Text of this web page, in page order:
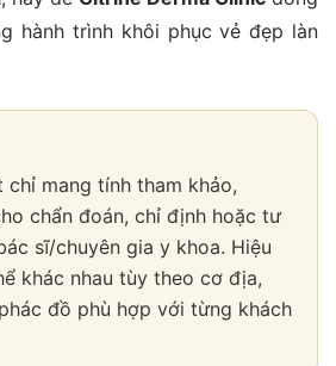
hành trình khôi phục vẻ đẹp làn
chỉ mang tính tham khảo,
chẩn đoán, chỉ định hoặc tư
sĩ/chuyên gia y khoa. Hiệu
khác nhau tùy theo cơ địa,
đồ phù hợp với từng khách